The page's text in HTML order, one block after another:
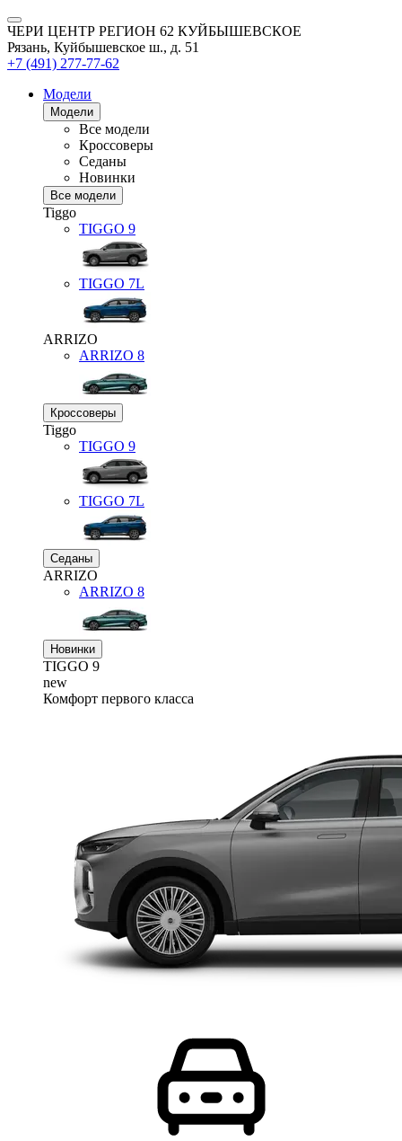
ЧЕРИ ЦЕНТР РЕГИОН 62 КУЙБЫШЕВСКОЕ
Рязань, Куйбышевское ш., д. 51
+7 (491) 277-77-62
Модели
Модели
Все модели
Кроссоверы
Седаны
Новинки
Все модели
Tiggo
TIGGO 9
TIGGO 7L
ARRIZO
ARRIZO 8
Кроссоверы
Tiggo
TIGGO 9
TIGGO 7L
Седаны
ARRIZO
ARRIZO 8
Новинки
TIGGO 9
new
Комфорт первого класса